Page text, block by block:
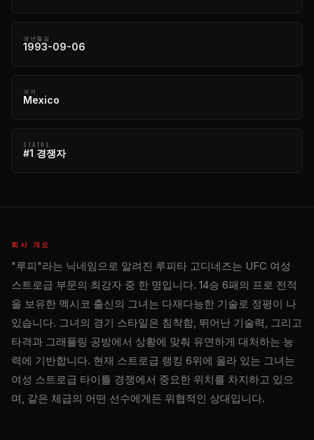
생년월일
1993-09-06
국적
Mexico
STATUS
#1 경쟁자
회사 개요
"루피"라는 닉네임으로 알려진 루피타 고디네즈는 UFC 여성
스트로급 부문의 최강자 중 한 명입니다. 14승 6패의 프로 전적
을 보유한 멕시코 출신의 그녀는 다재다능한 기술로 정평이 나
있습니다. 그녀의 경기 스타일은 침착함, 뛰어난 기술력, 그리고
타격과 그래플링 공방에서 상황에 맞춰 유연하게 대처하는 능
력에 기반합니다. 현재 스트로급 랭킹 6위에 올라 있는 그녀는
여성 스트로급 타이틀 경쟁에서 중요한 위치를 차지하고 있으
며, 같은 체급의 어떤 선수에게든 위협적인 상대입니다.